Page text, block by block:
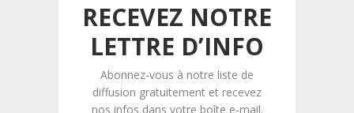
RECEVEZ NOTRE
LETTRE D’INFO
Abonnez-vous à notre liste de
diffusion gratuitement et recevez
nos infos dans votre boîte e-mail.